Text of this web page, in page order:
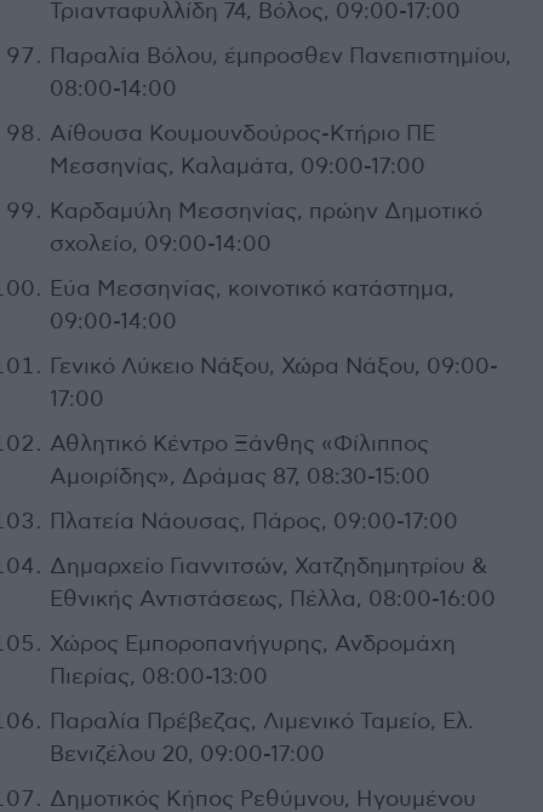
Τριανταφυλλίδη 74, Βόλος, 09:00-17:00
Παραλία Βόλου, έμπροσθεν Πανεπιστημίου,
08:00-14:00
Αίθουσα Κουμουνδούρος-Κτήριο ΠΕ
Μεσσηνίας, Καλαμάτα, 09:00-17:00
Καρδαμύλη Μεσσηνίας, πρώην Δημοτικό
σχολείο, 09:00-14:00
Εύα Μεσσηνίας, κοινοτικό κατάστημα,
09:00-14:00
Γενικό Λύκειο Νάξου, Χώρα Νάξου, 09:00-
17:00
Αθλητικό Κέντρο Ξάνθης «Φίλιππος
Αμοιρίδης», Δράμας 87, 08:30-15:00
Πλατεία Νάουσας, Πάρος, 09:00-17:00
Δημαρχείο Γιαννιτσών, Χατζηδημητρίου &
Εθνικής Αντιστάσεως, Πέλλα, 08:00-16:00
Χώρος Εμποροπανήγυρης, Ανδρομάχη
Πιερίας, 08:00-13:00
Παραλία Πρέβεζας, Λιμενικό Ταμείο, Ελ.
Βενιζέλου 20, 09:00-17:00
Δημοτικός Κήπος Ρεθύμνου, Ηγουμένου